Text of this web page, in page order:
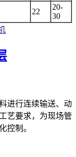
22
20-
30
进行连续输送、动
艺要求，为现场管
控制。